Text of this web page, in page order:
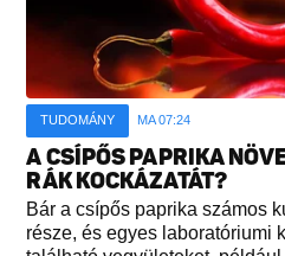
TUDOMÁNY MA 07:24
A CSÍPŐS PAPRIKA
RÁK KOCKÁZATÁT?
Bár a csípős paprika számos
része, és egyes laboratóriumi